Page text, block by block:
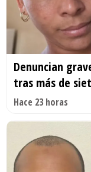
Denuncian
tras más de
Hace 23 horas